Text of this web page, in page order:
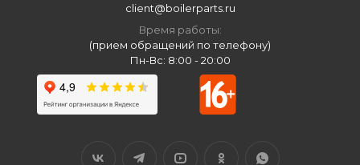
client@boilerparts.ru
Время работы:
(прием обращений по телефону)
Пн-Вс: 8:00 - 20:00